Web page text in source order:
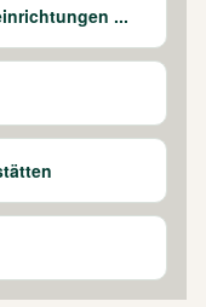
...